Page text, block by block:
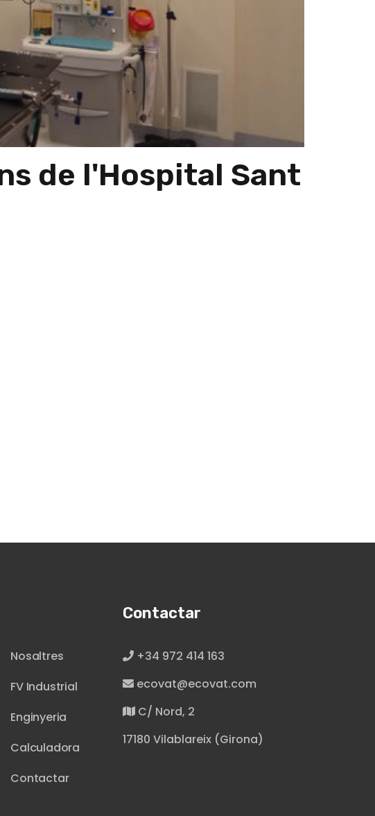
de l'Hospital Sant
Nosaltres
FV Industrial
Enginyeria
Calculadora
Contactar
Contactar
+34 972 414 163
ecovat@ecovat.com
C/ Nord, 2
17180 Vilablareix (Girona)